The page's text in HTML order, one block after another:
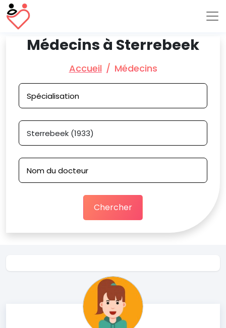
Médecins à Sterrebeek
Accueil Médecins
Chercher